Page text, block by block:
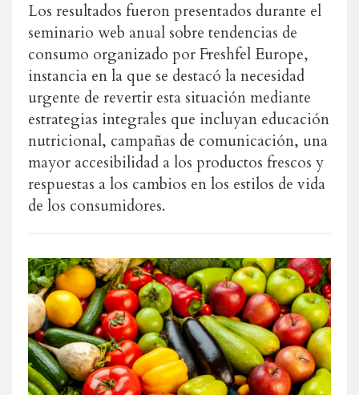
Los resultados fueron presentados durante el
seminario web anual sobre tendencias de
consumo organizado por Freshfel Europe,
instancia en la que se destacó la necesidad
urgente de revertir esta situación mediante
estrategias integrales que incluyan educación
nutricional, campañas de comunicación, una
mayor accesibilidad a los productos frescos y
respuestas a los cambios en los estilos de vida
de los consumidores.